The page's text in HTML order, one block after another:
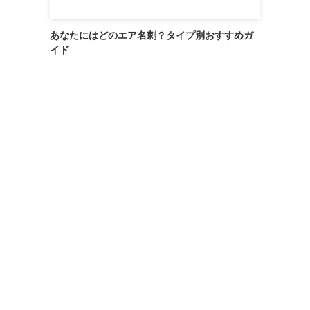
あなたにはどのエア名刺？タイプ別おすすめガ
イド